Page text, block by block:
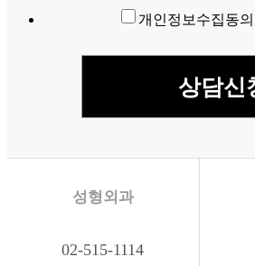
개인정보수집동의
성형외과
02-515-1114